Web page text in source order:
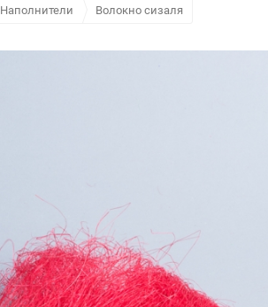
Наполнители Волокно сизаля